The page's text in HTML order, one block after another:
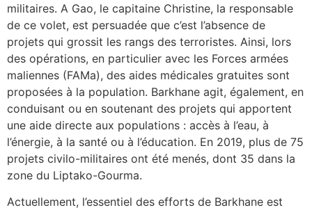
militaires. A Gao, le capitaine Christine, la responsable
de ce volet, est persuadée que c’est l’absence de
projets qui grossit les rangs des terroristes. Ainsi, lors
des opérations, en particulier avec les Forces armées
maliennes (FAMa), des aides médicales gratuites sont
proposées à la population. Barkhane agit, également, en
conduisant ou en soutenant des projets qui apportent
une aide directe aux populations : accès à l’eau, à
l’énergie, à la santé ou à l’éducation. En 2019, plus de 75
projets civilo-militaires ont été menés, dont 35 dans la
zone du Liptako-Gourma.
Actuellement, l’essentiel des efforts de Barkhane est